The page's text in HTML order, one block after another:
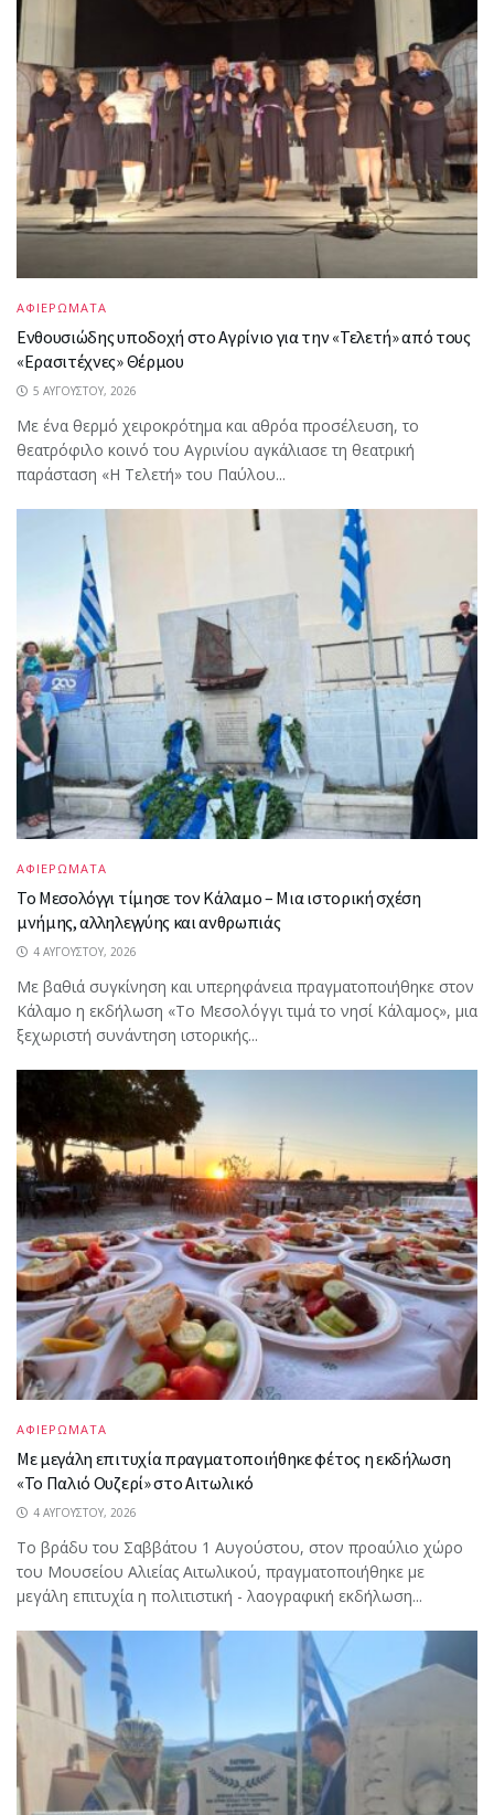
ΑΦΙΕΡΩΜΑΤΑ
Ενθουσιώδης υποδοχή στο Αγρίνιο για την «Τελετή» από τους
«Ερασιτέχνες» Θέρμου
5 ΑΥΓΟΎΣΤΟΥ, 2026
Με ένα θερμό χειροκρότημα και αθρόα προσέλευση, το
θεατρόφιλο κοινό του Αγρινίου αγκάλιασε τη θεατρική
παράσταση «Η Τελετή» του Παύλου...
ΑΦΙΕΡΩΜΑΤΑ
Το Μεσολόγγι τίμησε τον Κάλαμο – Μια ιστορική σχέση
μνήμης, αλληλεγγύης και ανθρωπιάς
4 ΑΥΓΟΎΣΤΟΥ, 2026
Με βαθιά συγκίνηση και υπερηφάνεια πραγματοποιήθηκε στον
Κάλαμο η εκδήλωση «Το Μεσολόγγι τιμά το νησί Κάλαμος», μια
ξεχωριστή συνάντηση ιστορικής...
ΑΦΙΕΡΩΜΑΤΑ
Με μεγάλη επιτυχία πραγματοποιήθηκε φέτος η εκδήλωση
«Το Παλιό Ουζερί» στο Αιτωλικό
4 ΑΥΓΟΎΣΤΟΥ, 2026
Το βράδυ του Σαββάτου 1 Αυγούστου, στον προαύλιο χώρο
του Μουσείου Αλιείας Αιτωλικού, πραγματοποιήθηκε με
μεγάλη επιτυχία η πολιτιστική - λαογραφική εκδήλωση...